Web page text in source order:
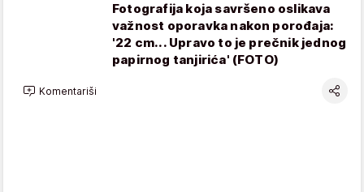
Fotografija koja savršeno oslikava
važnost oporavka nakon porođaja:
'22 cm... Upravo to je prečnik jednog
papirnog tanjirića' (FOTO)
Komentariši